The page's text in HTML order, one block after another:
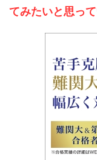
てみたいと思っ